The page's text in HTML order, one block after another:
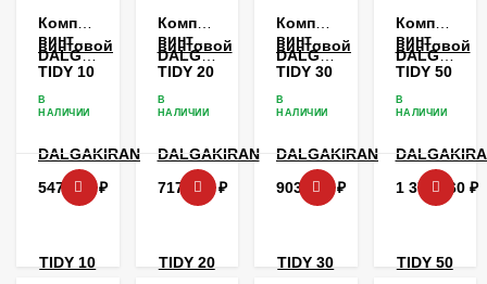
Компрессор
винтовой
DALGAKIRAN
TIDY 10
В
НАЛИЧИИ
547 662 ₽
Компрессор
винтовой
DALGAKIRAN
TIDY 20
В
НАЛИЧИИ
717 042 ₽
Компрессор
винтовой
DALGAKIRAN
TIDY 30
В
НАЛИЧИИ
903 360 ₽
винтовой
TIDY 50
В
НАЛИЧИИ
1 373 860 ₽